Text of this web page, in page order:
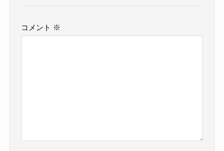
コメント ※